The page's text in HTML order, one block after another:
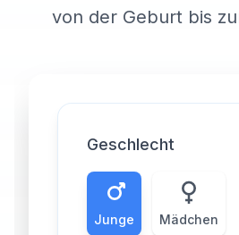
von der Geburt bis
Geschlecht
Junge Mädchen